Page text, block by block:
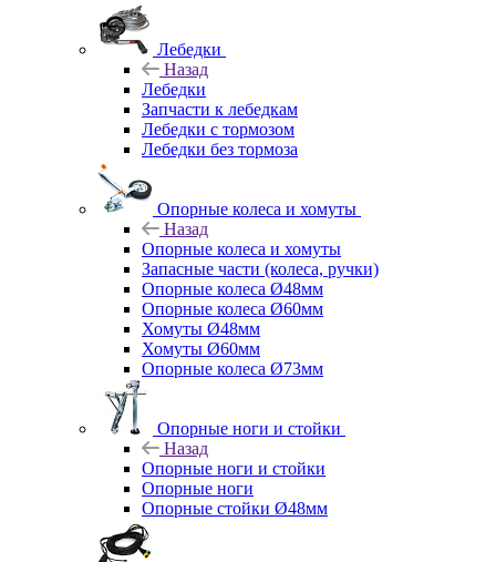
Лебедки
Назад
Лебедки
Запчасти к лебедкам
Лебедки с тормозом
Лебедки без тормоза
Опорные колеса и хомуты
Назад
Опорные колеса и хомуты
Запасные части (колеса, ручки)
Опорные колеса Ø48мм
Опорные колеса Ø60мм
Хомуты Ø48мм
Хомуты Ø60мм
Опорные колеса Ø73мм
Опорные ноги и стойки
Назад
Опорные ноги и стойки
Опорные ноги
Опорные стойки Ø48мм